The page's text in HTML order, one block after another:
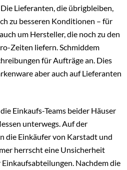
Lieferanten, die übrigbleiben,
zu besseren Konditionen – für
um Hersteller, die noch zu den
Zeiten liefern. Schmiddem
für Aufträge an. Dies
aber auch auf Lieferanten
Einkaufs-Teams beider Häuser
unterwegs. Auf der
die Einkäufer von Karstadt und
herrscht eine Unsicherheit
Nachdem die